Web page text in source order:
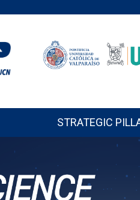
STRATEGIC